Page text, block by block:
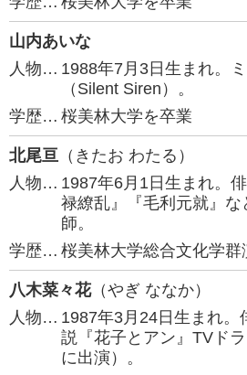
山内あいな
人物… 1988年7月3日生まれ。
（Silent Siren）。
学歴… 桜美林大学を卒業
北尾亘 （きたお わたる）
人物… 1987年6月1日生まれ。
禄繚乱』『毛利元就』
師。
学歴… 桜美林大学総合文化学群
八木菜々花（やぎ ななか）
人物… 1987年3月24日生まれ。
説『花子とアン』TVド
に出演）。